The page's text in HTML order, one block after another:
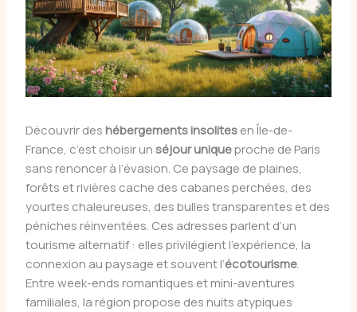
Découvrir des hébergements insolitesen Île-de-
France, c’est choisir unséjour uniqueproche de Paris
sans renoncer à l’évasion. Ce paysage de plaines,
forêts et rivières cache des cabanes perchées, des
yourtes chaleureuses, des bulles transparentes et des
péniches réinventées. Ces adresses parlent d’un
tourisme alternatif : elles privilégient l’expérience, la
connexion au paysage et souvent l’écotourisme.
Entre week-ends romantiques et mini-aventures
familiales, la région propose des nuits atypiques